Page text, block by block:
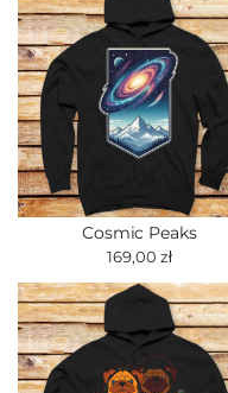
Cosmic Peaks
169,00 zł